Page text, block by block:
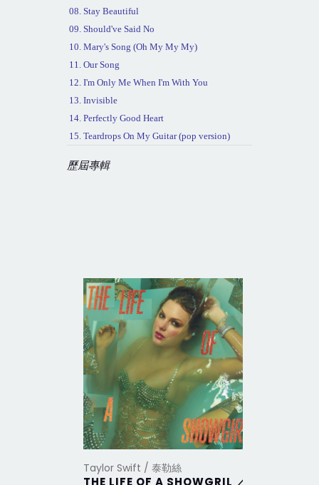
08. Stay Beautiful
09. Should've Said No
10. Mary's Song (Oh My My My)
11. Our Song
12. I'm Only Me When I'm With You
13. Invisible
14. Perfectly Good Heart
15. Teardrops On My Guitar (pop version)
歷屆專輯
Taylor Swift / 泰勒絲
THE LIFE OF A SHOWGRIL ／